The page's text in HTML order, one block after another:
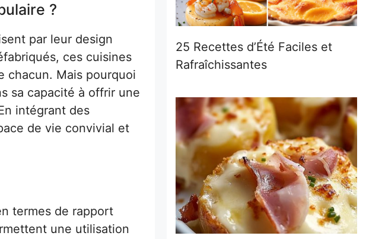
?
par leur design
ces cuisines
chacun. Mais pourquoi
sa capacité à offrir une
intégrant des
de vie convivial et
termes de rapport
une utilisation
25 Recettes d’Été Faciles et
Rafraîchissantes